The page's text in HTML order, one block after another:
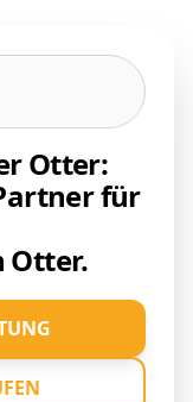
Otter:
für